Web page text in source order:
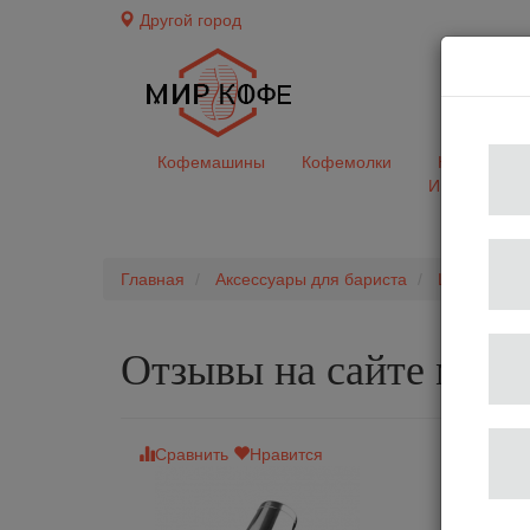
Другой город
Кофемашины Кофемолки
Кофе&Чай
Ингредиенты
Главная Аксессуары для бариста Шейкер
Отзывы на сайте
Сравнить Нравится